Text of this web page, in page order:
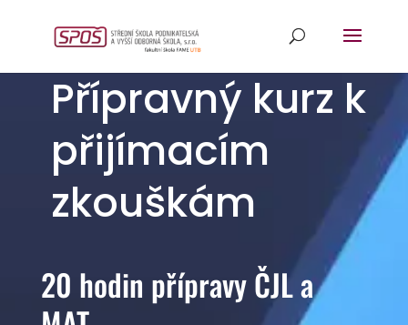
Přípravný kurz k
přijímacím
zkouškám
20 hodin přípravy ČJL a